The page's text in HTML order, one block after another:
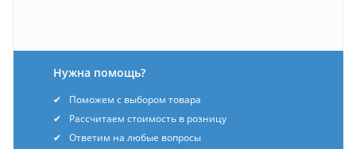
Нужна помощь?
Поможем с выбором товара
Рассчитаем стоимость в розницу
Ответим на любые вопросы